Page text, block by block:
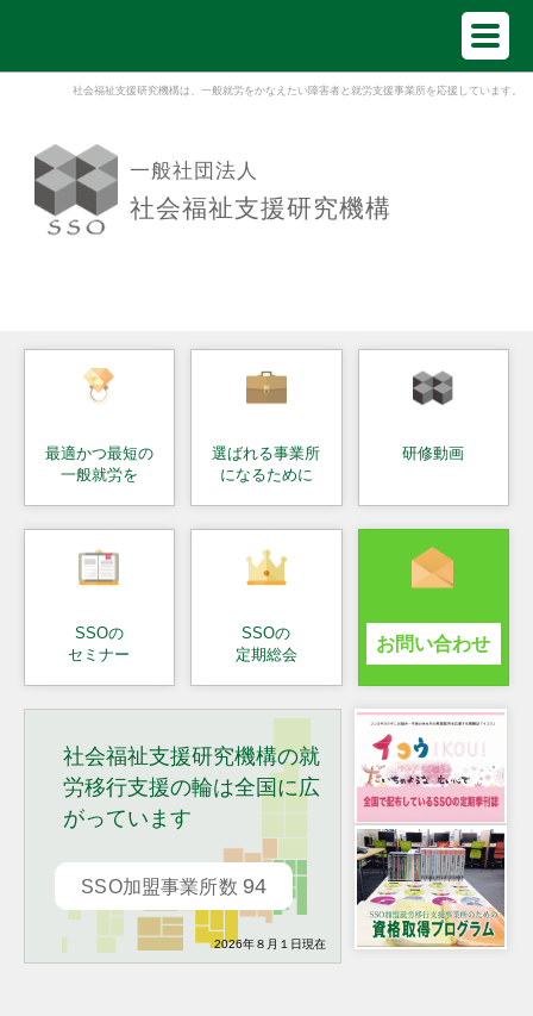
社会福祉支援研究機構は、一般就労をかなえたい障害者と就労支援事業所を応援しています。
一般社団法人
社会福祉支援研究機構
最適かつ最短の
一般就労を
選ばれる事業所
になるために
研修動画
SSOの
セミナー
SSOの
定期総会
お問い合わせ
社会福祉支援研究機構の就
労移行支援の輪は全国に広
がっています
SSO加盟事業所数 94
2026年８月１日現在